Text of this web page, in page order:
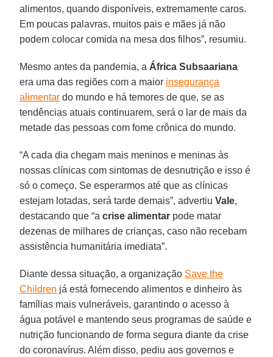
alimentos, quando disponíveis, extremamente caros.
Em poucas palavras, muitos pais e mães já não
podem colocar comida na mesa dos filhos”, resumiu.
Mesmo antes da pandemia, a África Subsaariana
era uma das regiões com a maior insegurança
alimentar do mundo e há temores de que, se as
tendências atuais continuarem, será o lar de mais da
metade das pessoas com fome crônica do mundo.
“A cada dia chegam mais meninos e meninas às
nossas clínicas com sintomas de desnutrição e isso é
só o começo. Se esperarmos até que as clínicas
estejam lotadas, será tarde demais”, advertiuVale,
destacando que “acrise alimentar pode matar
dezenas de milhares de crianças, caso não recebam
assistência humanitária imediata”.
Diante dessa situação, a organização Save the
Children já está fornecendo alimentos e dinheiro às
famílias mais vulneráveis, garantindo o acesso à
água potável e mantendo seus programas de saúde e
nutrição funcionando de forma segura diante da crise
do coronavírus. Além disso, pediu aos governos e